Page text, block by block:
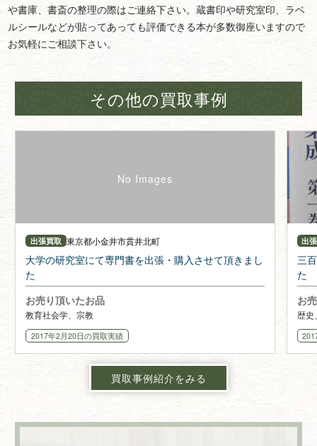
や書庫、書斎の整理の際はご連絡下さい。蔵書印や研究室印、ラベ
ルシールなどが貼ってあっても評価できる本が多数御座いますので
お気軽にご相談下さい。
その他の買取事例
出張買取 東京都小金井市貫井北町
大学の研究室にて専門書を出張・購入させて頂きまし
た
お売り頂いたお品
教育社会学、宗教
2017年2月20日の買取実績
出
三
た
お
歴史
買取事例紹介をみる